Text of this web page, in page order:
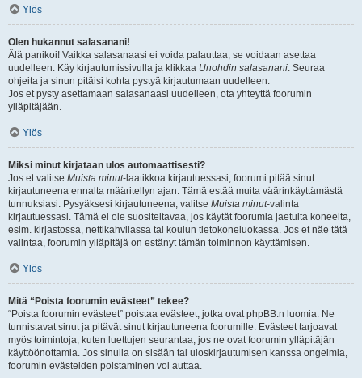
Ylös
Olen hukannut salasanani!
Älä panikoi! Vaikka salasanaasi ei voida palauttaa, se voidaan asettaa
uudelleen. Käy kirjautumissivulla ja klikkaa Unohdin salasanani. Seuraa
ohjeita ja sinun pitäisi kohta pystyä kirjautumaan uudelleen.
Jos et pysty asettamaan salasanaasi uudelleen, ota yhteyttä foorumin
ylläpitäjään.
Ylös
Miksi minut kirjataan ulos automaattisesti?
Jos et valitse Muista minut-laatikkoa kirjautuessasi, foorumi pitää sinut
kirjautuneena ennalta määritellyn ajan. Tämä estää muita väärinkäyttämästä
tunnuksiasi. Pysyäksesi kirjautuneena, valitse Muista minut-valinta
kirjautuessasi. Tämä ei ole suositeltavaa, jos käytät foorumia jaetulta koneelta,
esim. kirjastossa, nettikahvilassa tai koulun tietokoneluokassa. Jos et näe tätä
valintaa, foorumin ylläpitäjä on estänyt tämän toiminnon käyttämisen.
Ylös
Mitä “Poista foorumin evästeet” tekee?
“Poista foorumin evästeet” poistaa evästeet, jotka ovat phpBB:n luomia. Ne
tunnistavat sinut ja pitävät sinut kirjautuneena foorumille. Evästeet tarjoavat
myös toimintoja, kuten luettujen seurantaa, jos ne ovat foorumin ylläpitäjän
käyttöönottamia. Jos sinulla on sisään tai uloskirjautumisen kanssa ongelmia,
foorumin evästeiden poistaminen voi auttaa.